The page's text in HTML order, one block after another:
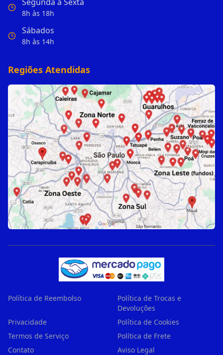
8h às 18h
Sábados
8h às 14h
Regiões Atendidas
Política de Reembolso
Política de Trocas e
Devoluções
Privacidade
Política de Cookies
Termos de Serviço
Política de Frete
Contato
Aviso Legal